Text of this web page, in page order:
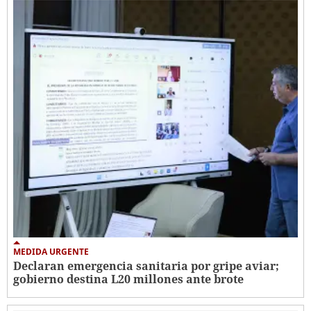
MEDIDA URGENTE
Declaran emergencia sanitaria por gripe aviar;
gobierno destina L20 millones ante brote